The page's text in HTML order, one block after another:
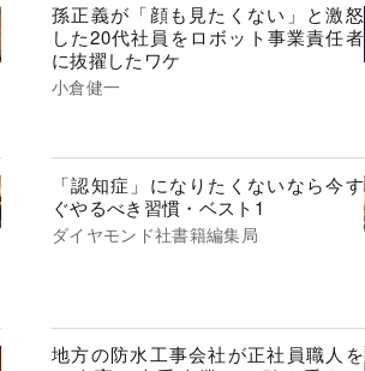
孫正義が「顔も見たくない」と激怒
した20代社員をロボット事業責任者
に抜擢したワケ
小倉健一
「認知症」になりたくないなら今す
ぐやるべき習慣・ベスト1
ダイヤモンド社書籍編集局
地方の防水工事会社が正社員職人を